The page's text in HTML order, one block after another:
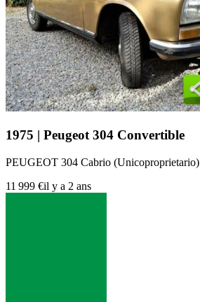
1975 | Peugeot 304 Convertible
PEUGEOT 304 Cabrio (Unicoproprietario)
11 999 €il y a 2 ans